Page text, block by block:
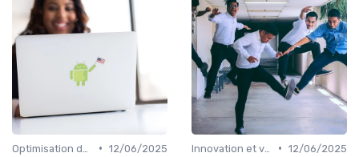
• 12/06/2025
• 12/06/2025